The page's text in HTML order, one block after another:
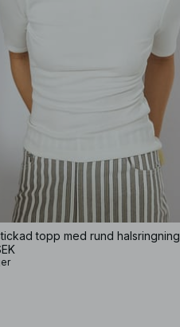
topp med rund halsringning